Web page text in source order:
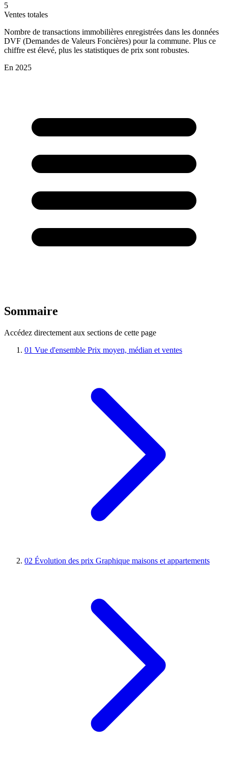
5
Ventes totales
Nombre de transactions immobilières enregistrées dans les données
DVF (Demandes de Valeurs Foncières) pour la commune. Plus ce
chiffre est élevé, plus les statistiques de prix sont robustes.
En 2025
Sommaire
Accédez directement aux sections de cette page
01 Vue d'ensemble Prix moyen, médian et ventes
02 Évolution des prix Graphique maisons et appartements